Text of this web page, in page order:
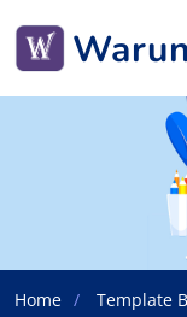
Home Template